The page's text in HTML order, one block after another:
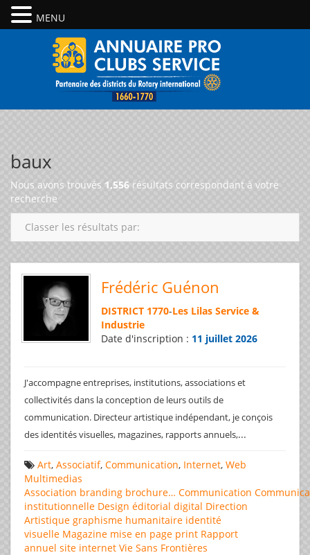
baux
Nous avons trouvés 1,556 résultats correspondant à votre
recherche
Classer les résultats par:
Frédéric Guénon
DISTRICT 1770-Les Lilas Service &
Industrie
Date d'inscription : 11 juillet 2026
J'accompagne entreprises, institutions, associations et
collectivités dans la conception de leurs outils de
communication. Directeur artistique indépendant, je conçois
des identités visuelles, magazines, rapports annuels,...
Art, Associatif, Communication, Internet, Web
Multimedias
Association branding brochure… Communication
institutionnelle Design éditorial digital Direction
Artistique graphisme humanitaire identité
visuelle Magazine mise en page print Rapport
annuel site internet Vie Sans Frontières
MENU